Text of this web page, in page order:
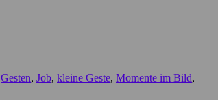
Gesten, Job, kleine Geste, Momente im Bild,